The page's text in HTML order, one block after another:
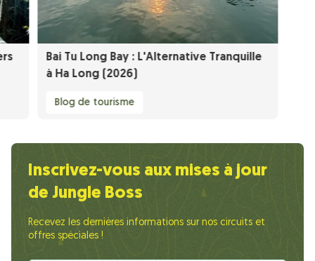
Bai Tu Long Bay : L'Alternative Tranquille
à Ha Long (2026)
Blog de tourisme
Inscrivez-vous aux mises à jour
de Jungle Boss
Recevez les dernières informations sur nos circuits et
offres spéciales !